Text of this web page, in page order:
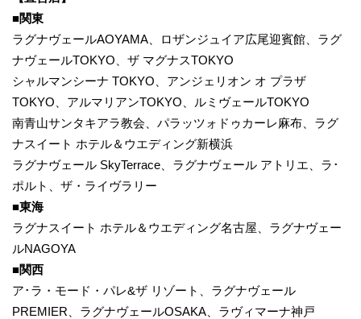
■関東
ラグナヴェールAOYAMA、ロザンジュイア広尾迎賓館、ラグ
ナヴェールTOKYO、ザ マグナスTOKYO
シャルマンシーナ TOKYO、アンジェリオン オ プラザ
TOKYO、アルマリアンTOKYO、ルミヴェールTOKYO
南青山サンタキアラ教会、パラッツォドゥカーレ麻布、ラグ
ナスイート ホテル＆ウエディング新横浜
ラグナヴェール SkyTerrace、ラグナヴェール アトリエ、ラ･
ポルト、ザ・ライヴラリー
■東海
ラグナスイート ホテル＆ウエディング名古屋、ラグナヴェー
ルNAGOYA
■関西
ア･ラ・モード・パレ&ザ リゾート、ラグナヴェール
PREMIER、ラグナヴェールOSAKA、ラヴィマーナ神戸